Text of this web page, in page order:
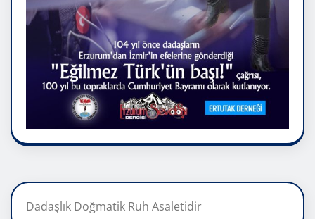
Dadaşlık Doğmatik Ruh Asaletidir